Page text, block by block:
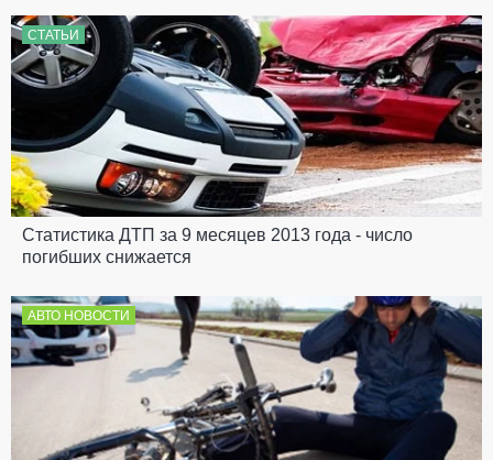
СТАТЬИ
Статистика ДТП за 9 месяцев 2013 года - число
погибших снижается
АВТО НОВОСТИ